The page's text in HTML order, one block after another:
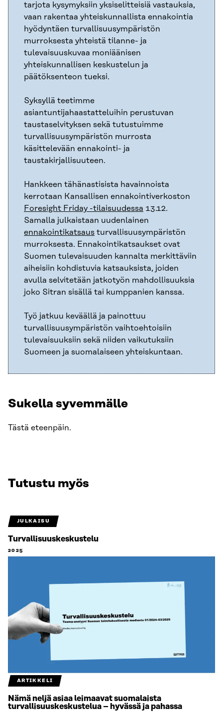
tarjota kysymyksiin yksiselitteisiä vastauksia,
vaan rakentaa yhteiskunnallista ennakointia
hyödyntäen turvallisuusympäristön
murroksesta yhteistä tilanne- ja
tulevaisuuskuvaa moniäänisen
yhteiskunnallisen keskustelun ja
päätöksenteon tueksi.
Syksyllä teetimme
asiantuntijahaastatteluihin perustuvan
taustaselvityksen sekä tutustuimme
turvallisuusympäristön murrosta
käsittelevään ennakointi- ja
taustakirjallisuuteen.
Hankkeen tähänastisista havainnoista
kerrotaan Kansallisen ennakointiverkoston
Foresight Friday -tilaisuudessa 13.12.
Samalla julkaistaan uudenlainen
ennakointikatsaus turvallisuusympäristön
murroksesta. Ennakointikatsaukset ovat
Suomen tulevaisuuden kannalta merkittäviin
aiheisiin kohdistuvia katsauksista, joiden
avulla selvitetään jatkotyön mahdollisuuksia
joko Sitran sisällä tai kumppanien kanssa.
Työ jatkuu keväällä ja painottuu
turvallisuusympäristön vaihtoehtoisiin
tulevaisuuksiin sekä niiden vaikutuksiin
Suomeen ja suomalaiseen yhteiskuntaan.
Sukella syvemmälle
Tästä eteenpäin.
Tutustu myös
JULKAISU
Turvallisuuskeskustelu
2025
ARTIKKELI
Nämä neljä asiaa leimaavat suomalaista
turvallisuuskeskustelua – hyvässä ja pahassa